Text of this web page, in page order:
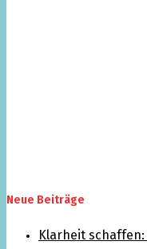
Neue Beiträge
Klarheit